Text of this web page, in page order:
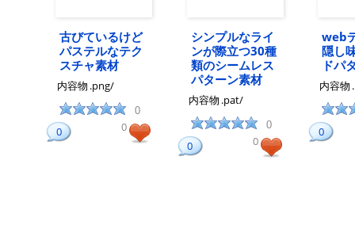
古びているけど
パステルなテク
スチャ素材
内容物 .png/
0
0 0
シンプルなライ
ンが際立つ30種
類のシームレス
パターン素材
内容物 .pat/
0
0 0
web
隠し
ドパ
内容物
0